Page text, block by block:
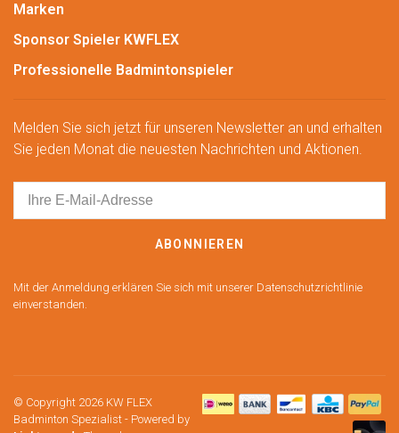
Marken
Sponsor Spieler KWFLEX
Professionelle Badmintonspieler
Melden Sie sich jetzt für unseren Newsletter an und erhalten
Sie jeden Monat die neuesten Nachrichten und Aktionen.
ABONNIEREN
Mit der Anmeldung erklären Sie sich mit unserer Datenschutzrichtlinie
einverstanden.
© Copyright 2026 KW FLEX
Badminton Spezialist - Powered by